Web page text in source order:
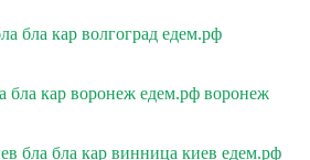
бла кар волгоград едем.рф
бла кар воронеж едем.рф воронеж
бла бла кар винница киев едем.рф